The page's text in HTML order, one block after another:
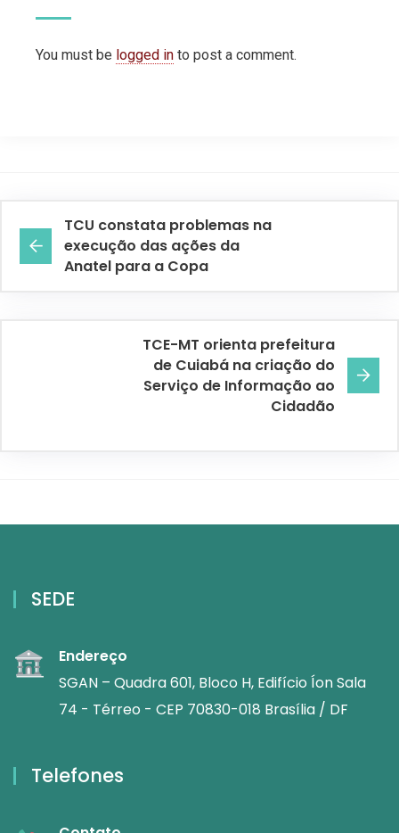
You must be logged in to post a comment.
TCU constata problemas na
execução das ações da
Anatel para a Copa
TCE-MT orienta prefeitura
de Cuiabá na criação do
Serviço de Informação ao
Cidadão
SEDE
Endereço
SGAN – Quadra 601, Bloco H, Edifício Íon Sala
74 - Térreo - CEP 70830-018 Brasília / DF
Telefones